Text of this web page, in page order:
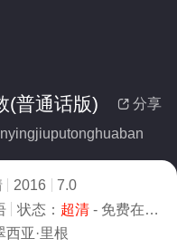
 分享
(普通话版)
2016
7.0
状态： 超清- 免费在线观看
西亚·里根